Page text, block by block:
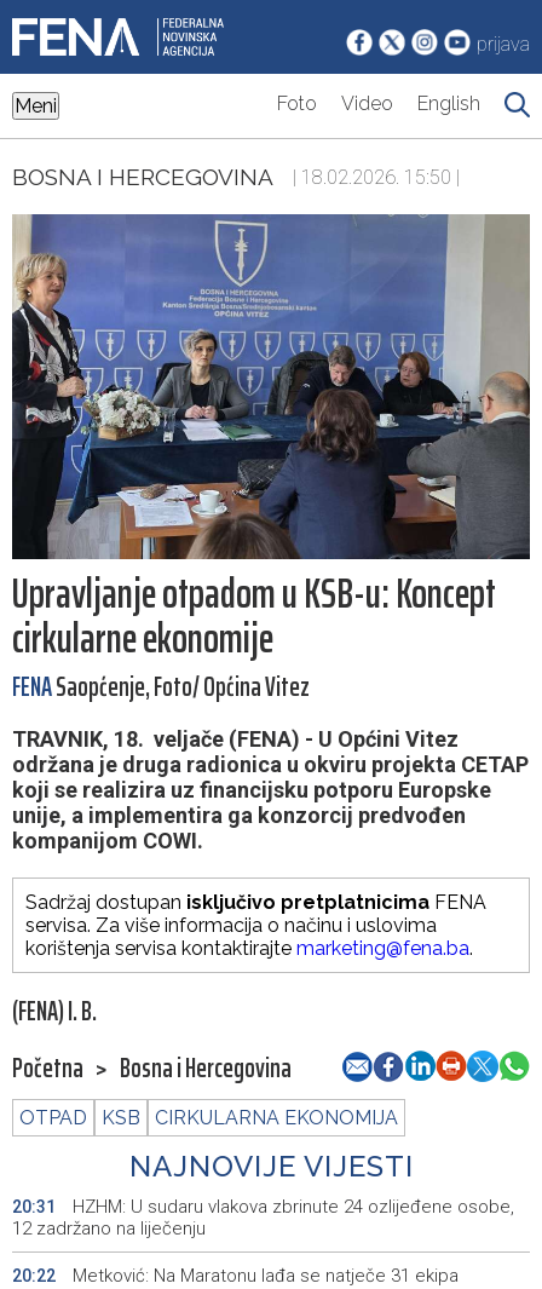
prijava
Meni Foto Video English
BOSNA I HERCEGOVINA | 18.02.2026. 15:50 |
Upravljanje otpadom u KSB-u: Koncept
cirkularne ekonomije
FENASaopćenje, Foto/ Općina Vitez
TRAVNIK, 18. veljače (FENA) - U Općini Vitez
održana je druga radionica u okviru projekta CETAP
koji se realizira uz financijsku potporu Europske
unije, a implementira ga konzorcij predvođen
kompanijom COWI.
Sadržaj dostupan isključivo pretplatnicima FENA
servisa. Za više informacija o načinu i uslovima
korištenja servisa kontaktirajte marketing@fena.ba.
(FENA) I. B.
Početna > Bosna i Hercegovina
OTPAD KSB CIRKULARNA EKONOMIJA
NAJNOVIJE VIJESTI
20:31
HZHM: U sudaru vlakova zbrinute 24 ozlijeđene osobe,
12 zadržano na liječenju
20:22 Metković: Na Maratonu lađa se natječe 31 ekipa